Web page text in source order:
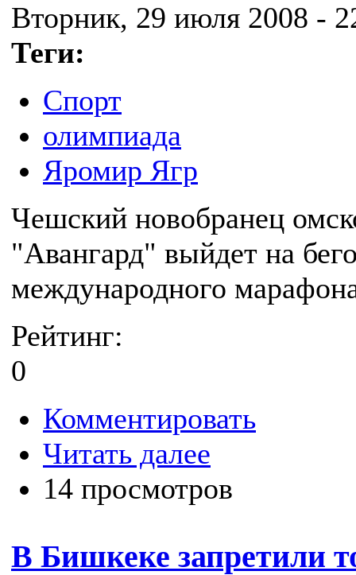
Вторник, 29 июля 2008 -
Теги:
Спорт
олимпиада
Яромир Ягр
Чешский новобранец
"Авангард" выйдет на
международного
Рейтинг:
0
Комментировать
Читать далее
14 просмотров
В Бишкеке запретили